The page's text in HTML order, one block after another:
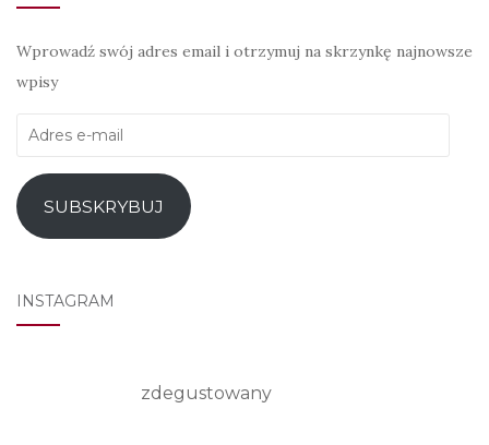
Wprowadź swój adres email i otrzymuj na skrzynkę najnowsze
wpisy
Adres
mail
SUBSKRYBUJ
INSTAGRAM
zdegustowany